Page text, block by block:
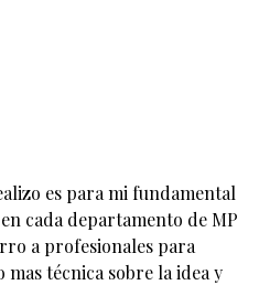
es para mi fundamental
cada departamento de MP
a profesionales para
técnica sobre la idea y